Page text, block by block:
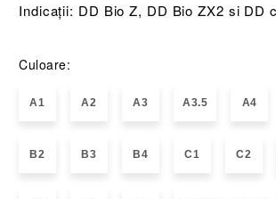
Indicații: DD Bio Z, DD Bio ZX2 si DD
Culoare:
A1 A2 A3 A3.5 A4
B2 B3 B4 C1 C2